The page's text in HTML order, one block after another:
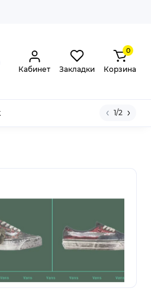
Кабинет Закладки
0
Корзина
1/2